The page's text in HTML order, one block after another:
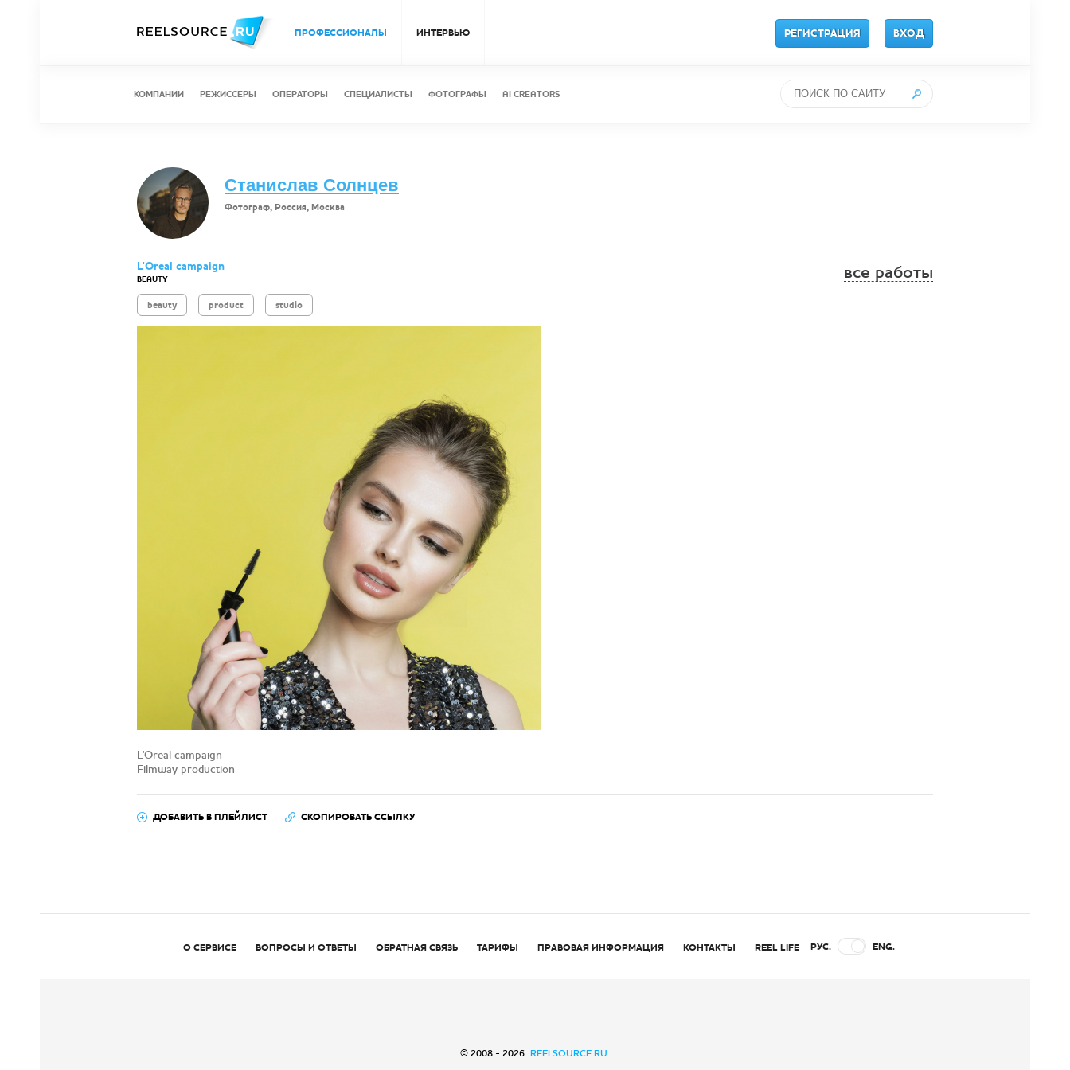
ПРОФЕССИОНАЛЫ ИНТЕРВЬЮ РЕГИСТРАЦИЯ ВХОД
КОМПАНИИ РЕЖИССЕРЫ ОПЕРАТОРЫ СПЕЦИАЛИСТЫ ФОТОГРАФЫ AI CREATORS
Станислав Солнцев
Фотограф, Россия, Москва
L'Oreal campaign все работы
BEAUTY
beauty product studio
L'Oreal campaign
Filmway production
ДОБАВИТЬ В ПЛЕЙЛИСТ СКОПИРОВАТЬ ССЫЛКУ
О СЕРВИСЕ ВОПРОСЫ И ОТВЕТЫ ОБРАТНАЯ СВЯЗЬ ТАРИФЫ ПРАВОВАЯ ИНФОРМАЦИЯ КОНТАКТЫ REEL LIFE РУС. ENG.
© 2008 - 2026 REELSOURCE.RU